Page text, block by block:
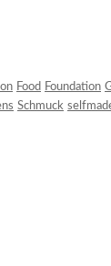
Food Foundation
Schmuck